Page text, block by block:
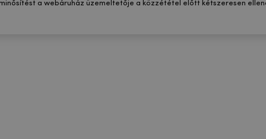
a webáruház üzemeltetője a közzététel előtt kétszeresen